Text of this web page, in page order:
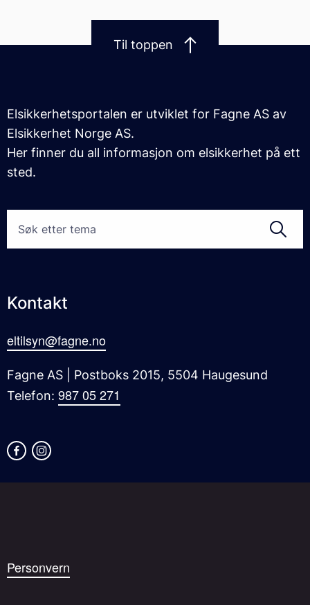
Til toppen
Elsikkerhetsportalen er utviklet for Fagne AS av
Elsikkerhet Norge AS.
Her finner du all informasjon om elsikkerhet på ett
sted.
Kontakt
eltilsyn@fagne.no
Fagne AS | Postboks 2015, 5504 Haugesund
Telefon: 987 05 271
Personvern